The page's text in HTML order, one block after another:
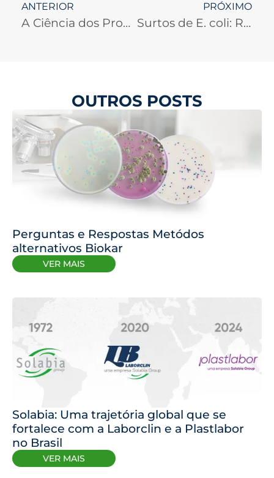
ANTERIOR
A Ciência dos Probióticos
PRÓXIMO
Surtos de E. coli: Riscos Ocultos em Alimentos Frescos
OUTROS POSTS
Perguntas e Respostas Metódos
alternativos Biokar
VER MAIS
Solabia: Uma trajetória global que se
fortalece com a Laborclin e a Plastlabor
no Brasil
VER MAIS